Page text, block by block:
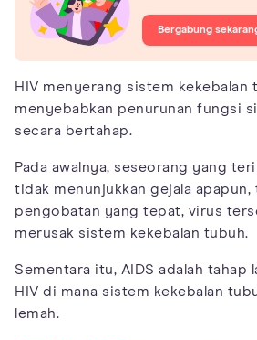
Bergabung
HIV menyerang sistem kekebalan
menyebabkan penurunan fungsi
secara bertahap.
Pada awalnya, seseorang yang
tidak menunjukkan gejala apapun,
pengobatan yang tepat, virus
merusak sistem kekebalan tubuh.
Sementara itu, AIDS adalah tahap
HIV di mana sistem kekebalan
lemah.